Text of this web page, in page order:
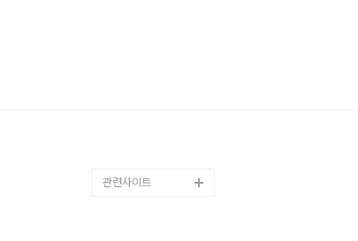
관련사이트